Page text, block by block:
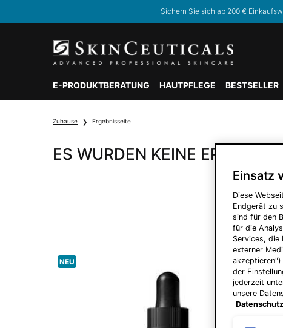
Sichern Sie sich ab 200 €
E-PRODUKTBERATUNG HAUTPFLEGE BESTSELLER
Zuhause Ergebnisseite
ES WURDEN KEINE
NEU
Einsatz
Diese
Endgerät zu
sind für den
für die
Services, die
externer
der
jederzeit
unsere